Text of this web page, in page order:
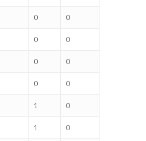
0 0
0 0
0 0
0 0
1 0
1 0